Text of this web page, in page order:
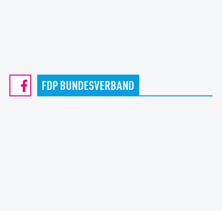
FDP BUNDESVERBAND